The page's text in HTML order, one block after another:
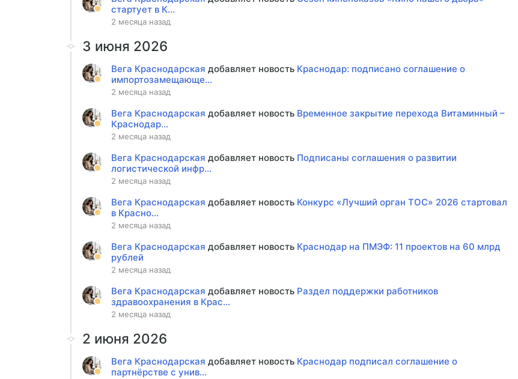
стартует в К...
2 месяца назад
3 июня 2026
Вега Краснодарская добавляет новость Краснодар: подписано соглашение о
импортозамещающе...
2 месяца назад
Вега Краснодарская добавляет новость Временное закрытие перехода Витаминный –
Краснодар...
2 месяца назад
Вега Краснодарская добавляет новость Подписаны соглашения о развитии
логистической инфр...
2 месяца назад
Вега Краснодарская добавляет новость Конкурс «Лучший орган ТОС» 2026 стартовал
в Красно...
2 месяца назад
Вега Краснодарская добавляет новость Краснодар на ПМЭФ: 11 проектов на 60 млрд
рублей
2 месяца назад
Вега Краснодарская добавляет новость Раздел поддержки работников
здравоохранения в Крас...
2 месяца назад
2 июня 2026
Вега Краснодарская добавляет новость Краснодар подписал соглашение о
партнёрстве с унив...